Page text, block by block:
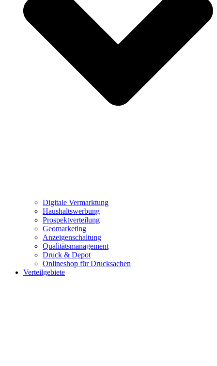
Digitale Vermarktung
Haushaltswerbung
Prospektverteilung
Geomarketing
Anzeigenschaltung
Qualitätsmanagement
Druck & Depot
Onlineshop für Drucksachen
Verteilgebiete